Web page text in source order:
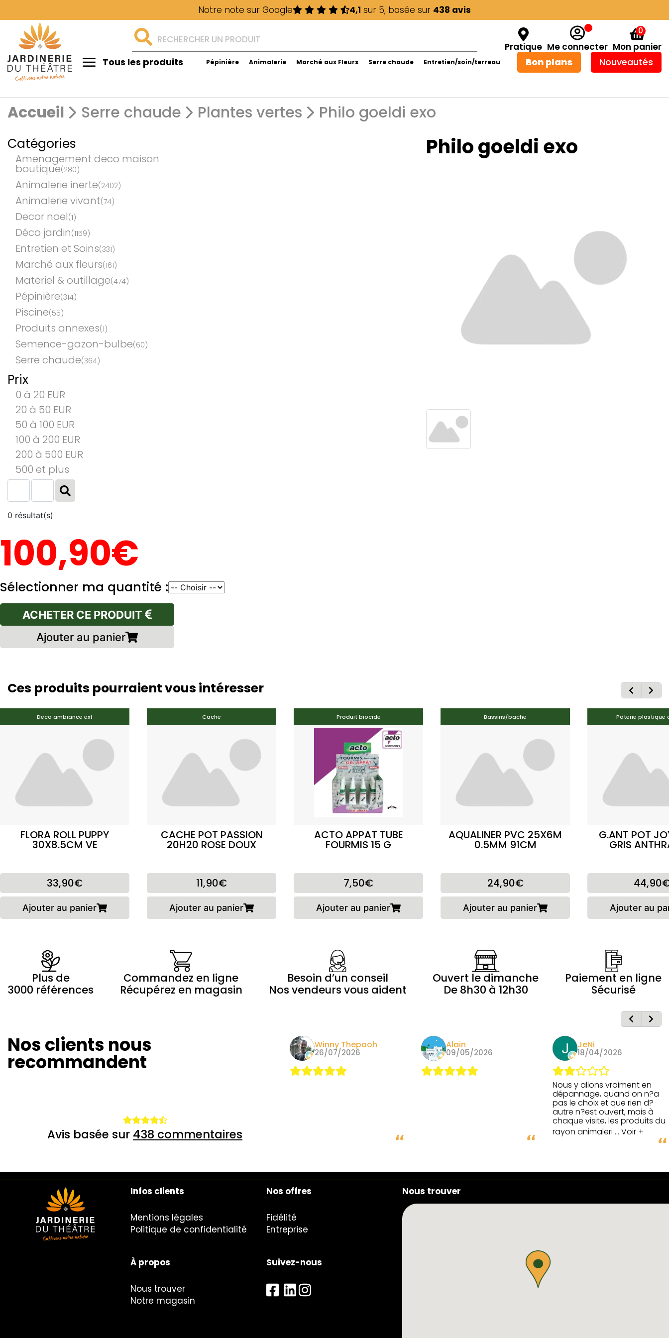
Notre note sur Google 4,1 sur 5, basée sur 438 avis
Pratique Me connecter
0
Mon panier
Tous les produits Pépinière Animalerie Marché aux Fleurs Serre chaude Entretien/soin/terreau Bon plans Nouveautés
Accueil Serre chaude Plantes vertes Philo goeldi exo
Catégories
Amenagement deco maison
boutique(280)
Animalerie inerte(2402)
Animalerie vivant(74)
Decor noel(1)
Déco jardin(1159)
Entretien et Soins(331)
Marché aux fleurs(161)
Materiel & outillage(474)
Pépinière(314)
Piscine(55)
Produits annexes(1)
Semence-gazon-bulbe(60)
Serre chaude(364)
Prix
0 à 20 EUR
20 à 50 EUR
50 à 100 EUR
100 à 200 EUR
200 à 500 EUR
500 et plus
0 résultat(s)
Philo goeldi exo
100,90€
Sélectionner ma quantité :
ACHETER CE PRODUIT
Ajouter au panier
Ces produits pourraient vous intéresser
Deco ambiance ext
FLORA ROLL PUPPY
30X8.5CM VE
33,90€
Ajouter au panier
Cache
CACHE POT PASSION
20H20 ROSE DOUX
11,90€
Ajouter au panier
Produit biocide
ACTO APPAT TUBE
FOURMIS 15 G
7,50€
Ajouter au panier
Bassins/bache
AQUALINER PVC 25X6M
0.5MM 91CM
24,90€
Ajouter au panier
Poterie plastique
G.ANT POT
GRIS
Ajouter au
Plus de
3000 références
Commandez en ligne
Récupérez en magasin
Besoin d’un conseil
Nos vendeurs vous aident
Ouvert le dimanche
De 8h30 à 12h30
Paiement en ligne
Sécurisé
Nos clients nous
recommandent
Avis basée sur 438 commentaires
Olivier Revol
24/08/2024
Marilyne Morin
20/08/2024
Winny Thepooh
26/07/2026
Alain
09/05/2026
JeNi
18/04/2026
Nous y allons vraiment en
dépannage, quand on n?a
pas le choix et que rien d?
autre n?est ouvert, mais à
chaque visite, les produits du
rayon animaleri ... Voir +
Infos clients
Mentions légales
Politique de confidentialité
Nos offres
Fidélité
Entreprise
À propos
Nous trouver
Notre magasin
Suivez-nous
Nous trouver